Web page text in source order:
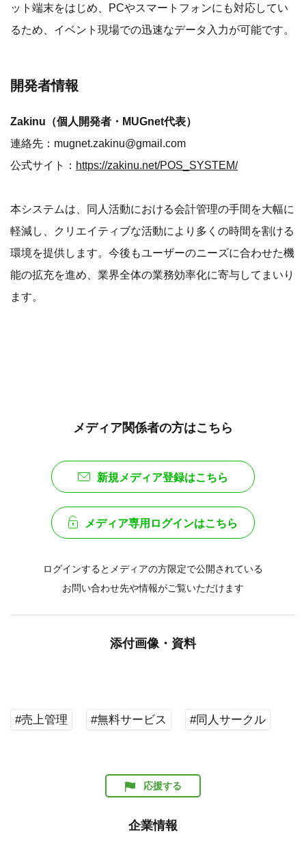
ット端末をはじめ、PCやスマートフォンにも対応してい
るため、イベント現場での迅速なデータ入力が可能です。
開発者情報
Zakinu（個人開発者・MUGnet代表）
連絡先：mugnet.zakinu@gmail.com
公式サイト： https://zakinu.net/POS_SYSTEM/
本システムは、同人活動における会計管理の手間を大幅に
軽減し、クリエイティブな活動により多くの時間を割ける
環境を提供します。今後もユーザーのニーズに合わせた機
能の拡充を進め、業界全体の業務効率化に寄与してまいり
ます。
メディア関係者の方はこちら
新規メディア登録はこちら
メディア専用ログインはこちら
ログインするとメディアの方限定で公開されている
お問い合わせ先や情報がご覧いただけます
添付画像・資料
#売上管理 #無料サービス #同人サークル
応援する
企業情報